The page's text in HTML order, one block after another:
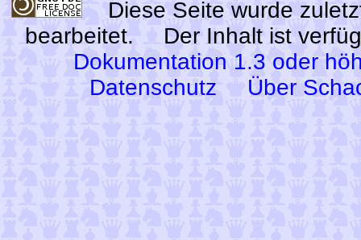
Diese Seite wurde
bearbeitet.
Der Inhalt ist
Dokumentation 1.3 oder
Datenschutz
Über